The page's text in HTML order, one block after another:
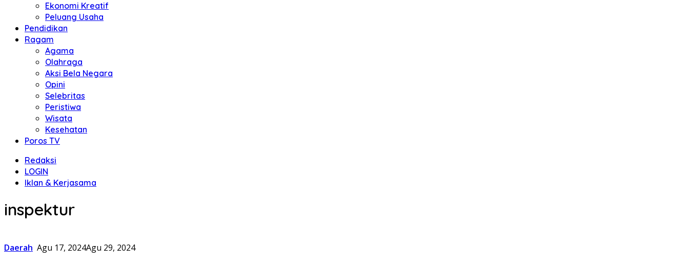
Ekonomi Kreatif
Peluang Usaha
Pendidikan
Ragam
Agama
Olahraga
Aksi Bela Negara
Opini
Selebritas
Peristiwa
Wisata
Kesehatan
Poros TV
Redaksi
LOGIN
Iklan & Kerjasama
inspektur
Daerah Agu 17, 2024Agu 29, 2024